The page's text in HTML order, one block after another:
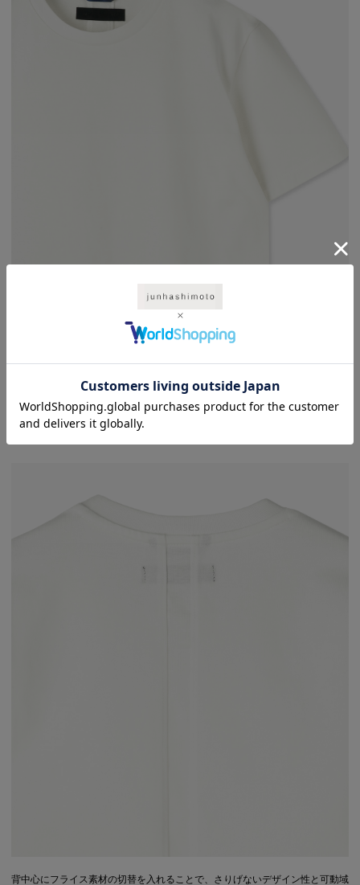
現しています。さらにダブルでシルケット加工を施すことで毛羽を抑え、上品
でクリアな表情に。100回の洗濯にも耐える耐久性を備え、日常使いでも安心
のタフさを誇ります。
背中心にフライス素材の切替を入れることで、さりげないデザイン性と可動域